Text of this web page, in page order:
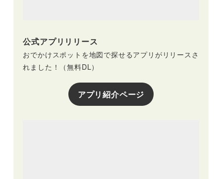
公式アプリリリース
おでかけスポットを地図で探せるアプリがリリースさ
れました！（無料DL）
アプリ紹介ページ